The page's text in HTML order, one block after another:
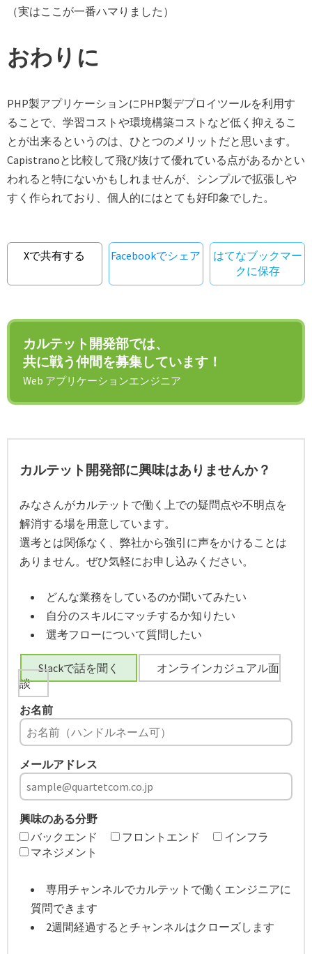
（実はここが一番ハマりました）
おわりに
PHP製アプリケーションにPHP製デプロイツールを利用す
ることで、学習コストや環境構築コストなど低く抑えるこ
とが出来るというのは、ひとつのメリットだと思います。
Capistranoと比較して飛び抜けて優れている点があるかとい
われると特にないかもしれませんが、シンプルで拡張しや
すく作られており、個人的にはとても好印象でした。
Xで共有する Facebookでシェア
はてなブックマー
クに保存
カルテット開発部では、
共に戦う仲間を募集しています！
Web アプリケーションエンジニア
カルテット開発部に興味はありませんか？
みなさんがカルテットで働く上での疑問点や不明点を
解消する場を用意しています。
選考とは関係なく、弊社から強引に声をかけることは
ありません。ぜひ気軽にお申し込みください。
どんな業務をしているのか聞いてみたい
自分のスキルにマッチするか知りたい
選考フローについて質問したい
Slackで話を聞く
オンラインカジュアル面
談
お名前
メールアドレス
興味のある分野
バックエンド
フロントエンド
インフラ
マネジメント
専用チャンネルでカルテットで働くエンジニアに
質問できます
2週間経過するとチャンネルはクローズします